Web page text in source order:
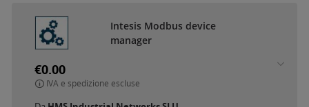
Intesis Modbus device
manager
€0.00
IVA e spedizione escluse